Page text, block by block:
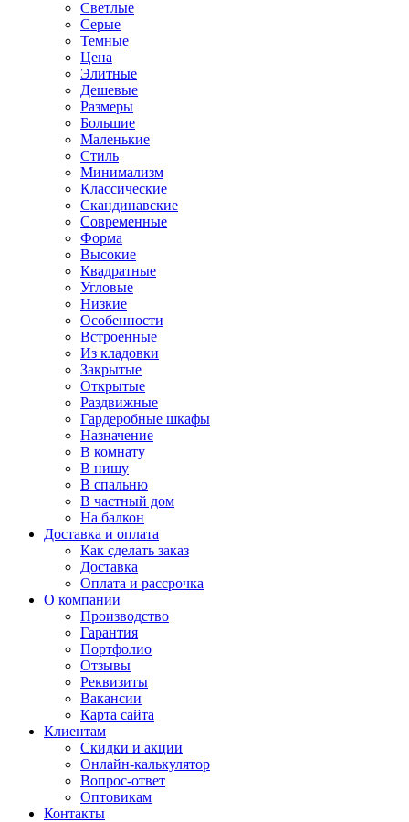
Светлые
Серые
Темные
Цена
Элитные
Дешевые
Размеры
Большие
Маленькие
Стиль
Минимализм
Классические
Скандинавские
Современные
Форма
Высокие
Квадратные
Угловые
Низкие
Особенности
Встроенные
Из кладовки
Закрытые
Открытые
Раздвижные
Гардеробные шкафы
Назначение
В комнату
В нишу
В спальню
В частный дом
На балкон
Доставка и оплата
Как сделать заказ
Доставка
Оплата и рассрочка
О компании
Производство
Гарантия
Портфолио
Отзывы
Реквизиты
Вакансии
Карта сайта
Клиентам
Скидки и акции
Онлайн-калькулятор
Вопрос-ответ
Оптовикам
Контакты